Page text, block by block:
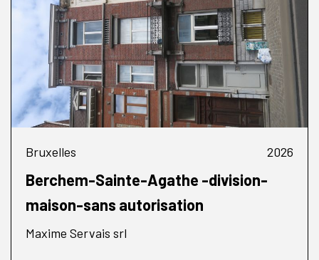
Bruxelles 2026
Berchem-Sainte-Agathe -division-
maison-sans autorisation
Maxime Servais srl